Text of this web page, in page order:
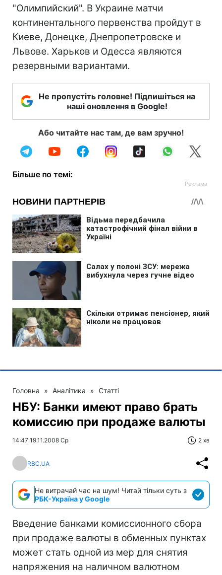
"Олимпийский". В Украине матчи
континентального первенства пройдут в
Киеве, Донецке, Днепропетровске и
Львове. Харьков и Одесса являются
резервными вариантами.
Не пропустіть головне! Підпишіться на
наші оновлення в Google!
Або читайте нас там, де вам зручно!
Більше по темі:
Головна » Аналітика » Статті
НБУ: Банки имеют право брать
комиссию при продаже валюты
14:47 19.11.2008 Ср 2 хв
RBC.UA
Не витрачай час на шум! Читай тільки суть з
РБК-Україна у Google
Введение банками комиссионного сбора
при продаже валюты в обменных пунктах
может стать одной из мер для снятия
напряжения на наличном валютном